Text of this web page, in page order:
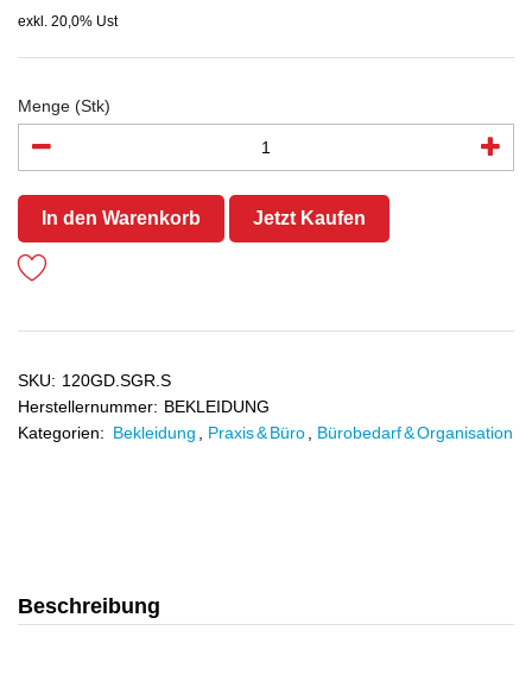
exkl. 20,0% Ust
Menge (Stk)
In den Warenkorb Jetzt Kaufen
SKU: 120GD.SGR.S
Herstellernummer: BEKLEIDUNG
Kategorien: Bekleidung Praxis & Büro Bürobedarf & Organisation
Beschreibung